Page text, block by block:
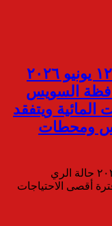
سويلم يتفقد اليوم الجمعة ١٢ يونيو ٢٠٢٦
السويس
المائية ويتفقد
ومحطات
سويلم يتفقد اليوم الجمعة ١٢ يونيو ٢٠٢٦ حالة الري
أقصى الاحتياجات